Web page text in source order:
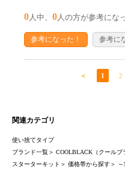
0人中、 0人の方が参考にな
参考になった！ 参考に
＜ 1 2
関連カテゴリ
使い捨てタイプ
ブランド一覧＞ COOLBLACK（クールブ
スターターキット ＞ 価格帯から探す＞